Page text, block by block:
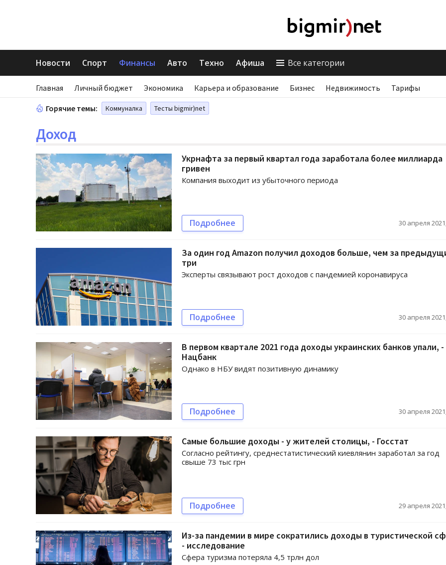
Новости Спорт Финансы Авто Техно Афиша Все категории
Главная Личный бюджет Экономика Карьера и образование Бизнес Недвижимость Тарифы
Горячие темы: Коммуналка Тесты bigmir)net
Доход
Укрнафта за первый квартал года заработала более миллиарда
гривен
Компания выходит из убыточного периода
Подробнее 30 апреля
За один год Amazon получил доходов больше, чем за
три
Эксперты связывают рост доходов с пандемией коронавируса
Подробнее 30 апреля
В первом квартале 2021 года доходы украинских банков упали, -
Нацбанк
Однако в НБУ видят позитивную динамику
Подробнее 30 апреля
Самые большие доходы - у жителей столицы, - Госстат
Согласно рейтингу, среднестатистический киевлянин заработал за год
свыше 73 тыс грн
Подробнее 29 апреля
Из-за пандемии в мире сократились доходы в туристической
- исследование
Сфера туризма потеряла 4,5 трлн дол